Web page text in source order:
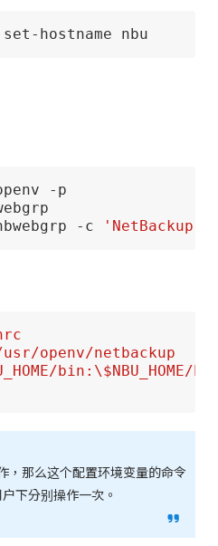
hostname nbu
-c 'NetBackup
usr/openv/netbackup
，那么这个配置环境变量的命令
下分别操作一次。